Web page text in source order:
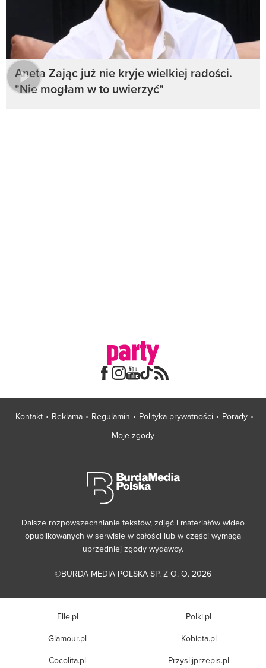
Aneta Zając już nie kryje wielkiej radości.
"Nie mogłam w to uwierzyć"
Kontakt Reklama Regulamin Polityka prywatności
Porady
Moje zgody
Dalsze rozpowszechnianie tekstów, zdjęć i materiałów wideo
opublikowanych w serwisie w całości lub w części wymaga
uprzedniej zgody wydawcy.
©BURDA MEDIA POLSKA SP. Z O. O. 2026
Elle.pl
Glamour.pl
Cocolita.pl
Polki.pl
Kobieta.pl
Przyslijprzepis.pl